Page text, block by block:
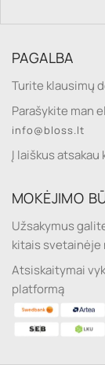
PAGALBA
Turite klausimų
Parašykite man
info@bloss.lt
Į laiškus
MOKĖJIMO
Užsakymus
kitais svetainėje
Atsiskaitymai
platformą